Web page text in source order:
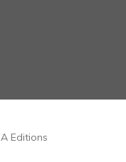
Editions